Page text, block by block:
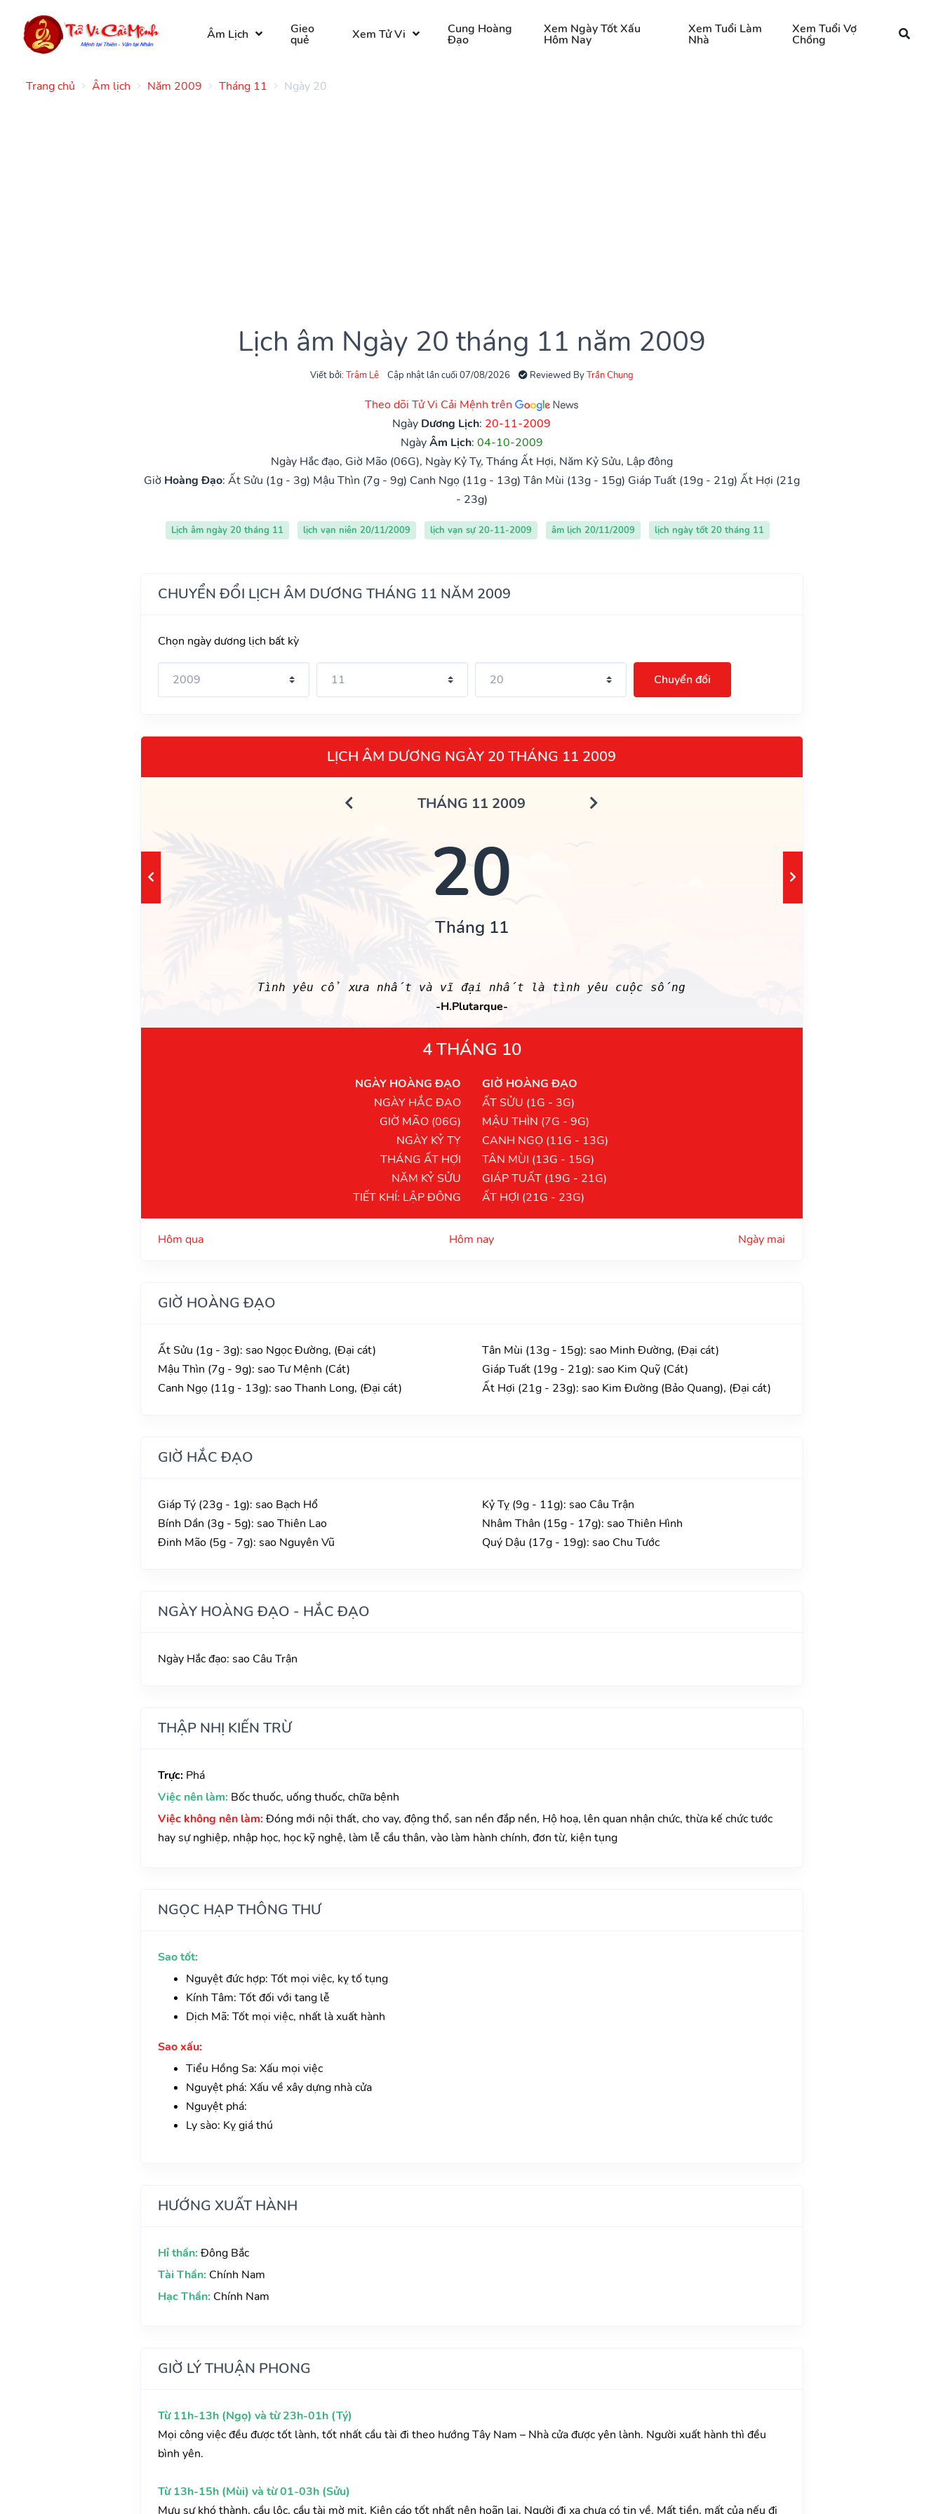
Âm Lịch Gieo
quẻ Xem Tử Vi Cung Hoàng
Đạo
Xem Ngày Tốt Xấu
Hôm Nay
Xem Tuổi Làm
Nhà
Xem Tuổi Vợ
Chồng
Trang chủ Âm lịch Năm 2009 Tháng 11 Ngày 20
Lịch âm Ngày 20 tháng 11 năm 2009
Viết bởi: Trâm Lê Cập nhật lần cuối 07/08/2026 Reviewed ByTrần Chung
Theo dõi Tử Vi Cải Mệnh trên
Ngày Dương Lịch: 20-11-2009
NgàyÂm Lịch: 04-10-2009
Ngày Hắc đạo, Giờ Mão (06G), Ngày Kỷ Tỵ, Tháng Ất Hợi, Năm Kỷ Sửu, Lập đông
Giờ Hoàng Đạo: Ất Sửu (1g - 3g) Mậu Thìn (7g - 9g) Canh Ngọ (11g - 13g) Tân Mùi (13g - 15g) Giáp Tuất (19g - 21g) Ất Hợi (21g
- 23g)
Lịch âm ngày 20 tháng 11 lịch vạn niên 20/11/2009 lịch vạn sự 20-11-2009 âm lịch 20/11/2009 lịch ngày tốt 20 tháng 11
CHUYỂN ĐỔI LỊCH ÂM DƯƠNG THÁNG 11 NĂM 2009
Chọn ngày dương lịch bất kỳ
Chuyển đổi
LỊCH ÂM DƯƠNG NGÀY 20 THÁNG 11 2009
THÁNG 11 2009
20
Tháng 11
Tình yêu cổ xưa nhất và vĩ đại nhất là tình yêu cuộc sống
-H.Plutarque-
4 THÁNG 10
NGÀY HOÀNG ĐẠO
NGÀY HẮC ĐẠO
GIỜ MÃO (06G)
NGÀY KỶ TỴ
THÁNG ẤT HỢI
NĂM KỶ SỬU
TIẾT KHÍ: LẬP ĐÔNG
GIỜ HOÀNG ĐẠO
ẤT SỬU (1G - 3G)
MẬU THÌN (7G - 9G)
CANH NGỌ (11G - 13G)
TÂN MÙI (13G - 15G)
GIÁP TUẤT (19G - 21G)
ẤT HỢI (21G - 23G)
Hôm qua Hôm nay Ngày mai
GIỜ HOÀNG ĐẠO
Ất Sửu (1g - 3g): sao Ngọc Đường, (Đại cát)
Mậu Thìn (7g - 9g): sao Tư Mệnh (Cát)
Canh Ngọ (11g - 13g): sao Thanh Long, (Đại cát)
Tân Mùi (13g - 15g): sao Minh Đường, (Đại cát)
Giáp Tuất (19g - 21g): sao Kim Quỹ (Cát)
Ất Hợi (21g - 23g): sao Kim Đường (Bảo Quang), (Đại cát)
GIỜ HẮC ĐẠO
Giáp Tý (23g - 1g): sao Bạch Hổ
Bính Dần (3g - 5g): sao Thiên Lao
Đinh Mão (5g - 7g): sao Nguyên Vũ
Kỷ Tỵ (9g - 11g): sao Câu Trận
Nhâm Thân (15g - 17g): sao Thiên Hình
Quý Dậu (17g - 19g): sao Chu Tước
NGÀY HOÀNG ĐẠO - HẮC ĐẠO
Ngày Hắc đạo: sao Câu Trận
THẬP NHỊ KIẾN TRỪ
Trực: Phá
Việc nên làm: Bốc thuốc, uống thuốc, chữa bệnh
Việc không nên làm: Đóng mới nội thất, cho vay, động thổ, san nền đắp nền, Hộ hoạ, lên quan nhận chức, thừa kế chức tước
hay sự nghiệp, nhập học, học kỹ nghệ, làm lễ cầu thân, vào làm hành chính, đơn từ, kiện tụng
NGỌC HẠP THÔNG THƯ
Sao tốt:
Nguyệt đức hợp: Tốt mọi việc, kỵ tố tụng
Kính Tâm: Tốt đối với tang lễ
Dịch Mã: Tốt mọi việc, nhất là xuất hành
Sao xấu:
Tiểu Hồng Sa: Xấu mọi việc
Nguyệt phá: Xấu về xây dựng nhà cửa
Nguyệt phá:
Ly sào: Kỵ giá thú
HƯỚNG XUẤT HÀNH
Hỉ thần: Đông Bắc
Tài Thần: Chính Nam
Hạc Thần: Chính Nam
GIỜ LÝ THUẬN PHONG
Từ 11h-13h (Ngọ) và từ 23h-01h (Tý)
Mọi công việc đều được tốt lành, tốt nhất cầu tài đi theo hướng Tây Nam – Nhà cửa được yên lành. Người xuất hành thì đều
bình yên.
Từ 13h-15h (Mùi) và từ 01-03h (Sửu)
Mưu sự khó thành, cầu lộc, cầu tài mờ mịt. Kiện cáo tốt nhất nên hoãn lại. Người đi xa chưa có tin về. Mất tiền, mất của nếu đi